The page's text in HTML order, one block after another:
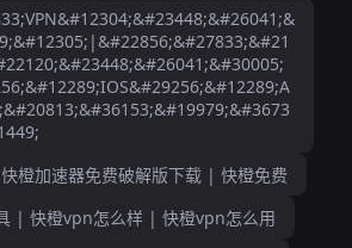
橙加速器免费破解版下载 | 快橙免费
| 快橙vpn怎么样 | 快橙vpn怎么用